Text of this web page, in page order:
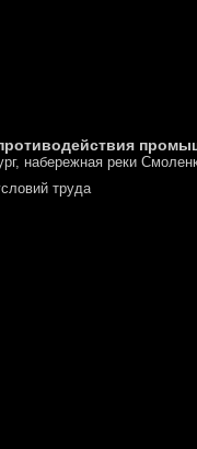
набережная реки
труда